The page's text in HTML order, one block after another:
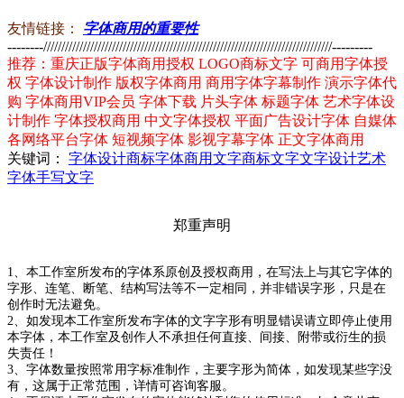
友情链接：
字体商用的重要性
--------////////////////////////////////////////////////////////////////////////////////---------
推荐：重庆正版字体商用授权 LOGO商标文字 可商用字体授
权 字体设计制作 版权字体商用 商用字体字幕制作 演示字体代
购 字体商用VIP会员 字体下载 片头字体 标题字体 艺术字体设
计制作 字体授权商用 中文字体授权 平面广告设计字体 自媒体
各网络平台字体 短视频字体 影视字幕字体 正文字体商用
关键词：
字体设计商标字体商用文字商标文字文字设计艺术
字体手写文字
郑重声明
1、本工作室所发布的字体系原创及授权商用，在写法上与其它字体的
字形、连笔、断笔、结构写法等不一定相同，并非错误字形，只是在
创作时无法避免。
2、如发现本工作室所发布字体的文字字形有明显错误请立即停止使用
本字体，本工作室及创作人不承担任何直接、间接、附带或衍生的损
失责任！
3、字体数量按照常用字标准制作，主要字形为简体，如发现某些字没
有，这属于正常范围，详情可咨询客服。